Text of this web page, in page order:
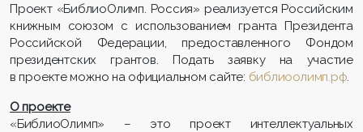
Проект «БиблиоОлимп. Россия» реализуется Российским
книжным союзом с использованием гранта Президента
Российской Федерации, предоставленного Фондом
президентских грантов. Подать заявку на участие
в проекте можно на официальном сайте: библиоолимп.рф.
О проекте
«БиблиоОлимп» – это проект интеллектуальных